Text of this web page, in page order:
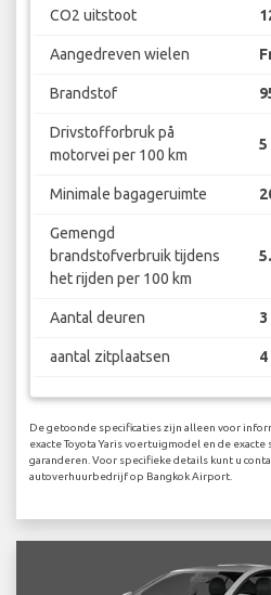
CO2 uitstoot
Aangedreven wielen
Brandstof
Drivstofforbruk på
motorvei per 100 km
5
Minimale bagageruimte
Gemengd
brandstofverbruik tijdens
het rijden per 100 km
Aantal deuren 3
aantal zitplaatsen 4
De getoonde specificaties zijn alleen voor
exacte Toyota Yaris voertuigmodel en de
garanderen. Voor specifieke details kunt u
autoverhuurbedrijf op Bangkok Airport.